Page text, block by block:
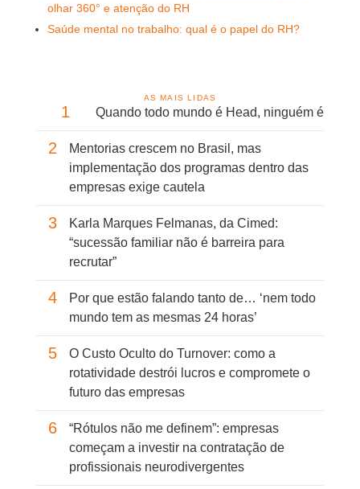
olhar 360° e atenção do RH
Saúde mental no trabalho: qual é o papel do RH?
AS MAIS LIDAS
1 Quando todo mundo é Head, ninguém é
2
Mentorias crescem no Brasil, mas
implementação dos programas dentro das
empresas exige cautela
3
Karla Marques Felmanas, da Cimed:
“sucessão familiar não é barreira para
recrutar”
4
Por que estão falando tanto de… ‘nem todo
mundo tem as mesmas 24 horas’
5
O Custo Oculto do Turnover: como a
rotatividade destrói lucros e compromete o
futuro das empresas
6
“Rótulos não me definem”: empresas
começam a investir na contratação de
profissionais neurodivergentes